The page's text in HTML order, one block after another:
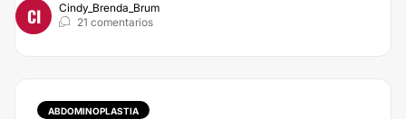
CI
Cindy_Brenda_Brum
21 comentarios
ABDOMINOPLASTIA